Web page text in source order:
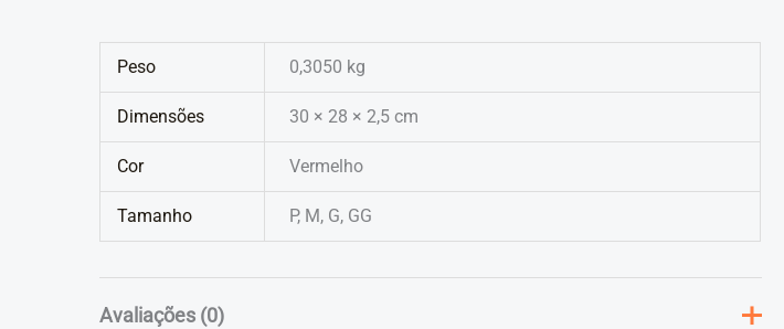
Peso 0,3050 kg
Dimensões 30 × 28 × 2,5 cm
Cor Vermelho
Tamanho P, M, G, GG
Avaliações (0)